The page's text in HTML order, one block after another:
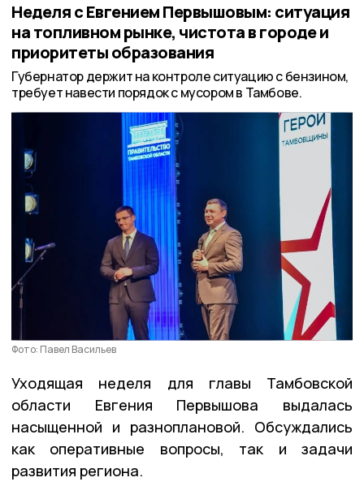
Неделя с Евгением Первышовым: ситуация
на топливном рынке, чистота в городе и
приоритеты образования
Губернатор держит на контроле ситуацию с бензином,
требует навести порядок с мусором в Тамбове.
Фото: Павел Васильев
Уходящая неделя для главы Тамбовской
области Евгения Первышова выдалась
насыщенной и разноплановой. Обсуждались
как оперативные вопросы, так и задачи
развития региона.